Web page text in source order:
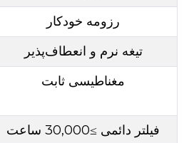
رزومه خودکار
تیغه نرم و انعطاف‌پذیر
مغناطیسی ثابت
فیلتر دائمی ≥30,000 ساعت